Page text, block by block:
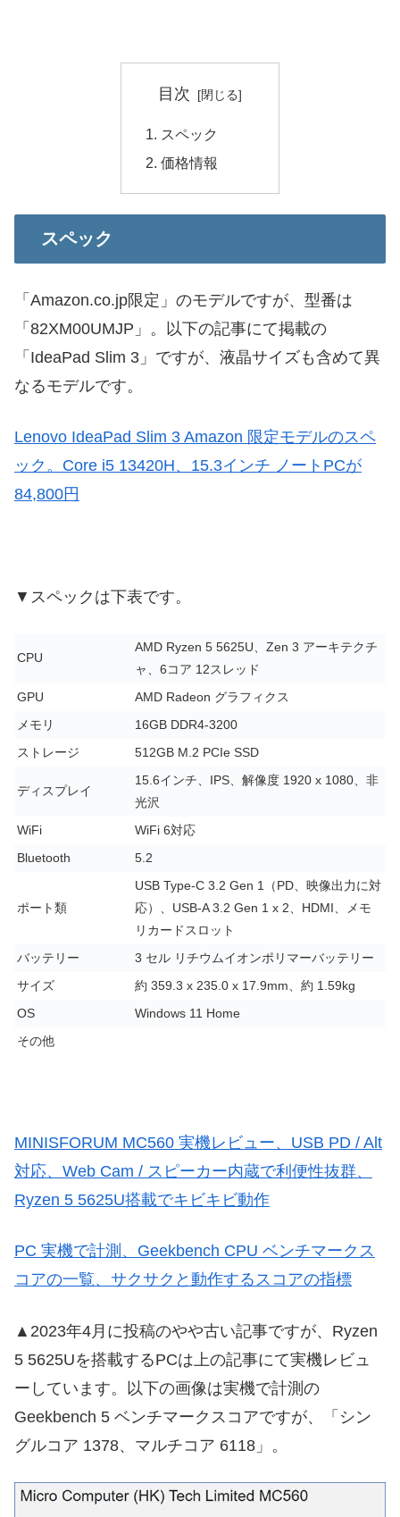
目次
スペック
価格情報
スペック
「Amazon.co.jp限定」のモデルですが、型番は
「82XM00UMJP」。以下の記事にて掲載の
「IdeaPad Slim 3」ですが、液晶サイズも含めて異
なるモデルです。
Lenovo IdeaPad Slim 3 Amazon 限定モデルのスペ
ック。Core i5 13420H、15.3インチ ノートPCが
84,800円
▼スペックは下表です。
CPU
AMD Ryzen 5 5625U、Zen 3 アーキテクチ
ャ、6コア 12スレッド
GPU
AMD Radeon グラフィクス
メモリ
16GB DDR4-3200
ストレージ
512GB M.2 PCIe SSD
ディスプレイ
15.6インチ、IPS、解像度 1920 x 1080、非
光沢
WiFi
WiFi 6対応
Bluetooth
5.2
ポート類
USB Type-C 3.2 Gen 1（PD、映像出力に対
応）、USB-A 3.2 Gen 1 x 2、HDMI、メモ
リカードスロット
バッテリー
3 セル リチウムイオンポリマーバッテリー
サイズ
約 359.3 x 235.0 x 17.9mm、約 1.59kg
OS
Windows 11 Home
その他
MINISFORUM MC560 実機レビュー、USB PD / Alt
対応、Web Cam / スピーカー内蔵で利便性抜群、
Ryzen 5 5625U搭載でキビキビ動作
PC 実機で計測、Geekbench CPU ベンチマークス
コアの一覧、サクサクと動作するスコアの指標
▲2023年4月に投稿のやや古い記事ですが、Ryzen
5 5625Uを搭載するPCは上の記事にて実機レビュ
ーしています。以下の画像は実機で計測の
Geekbench 5 ベンチマークスコアですが、「シン
グルコア 1378、マルチコア 6118」。